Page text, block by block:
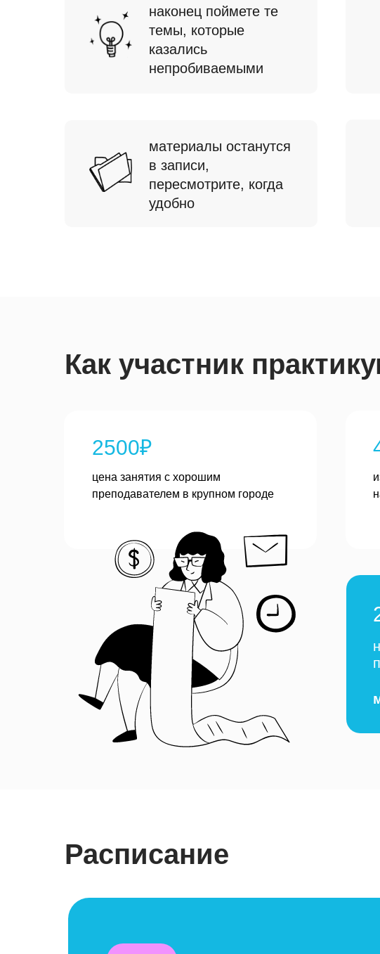
наконец поймете те
темы, которые
казались
непробиваемыми
материалы останутся
в записи,
пересмотрите, когда
удобно
Как участник
цена занятия с хорошим
преподавателем в крупном городе
2500₽
Расписание